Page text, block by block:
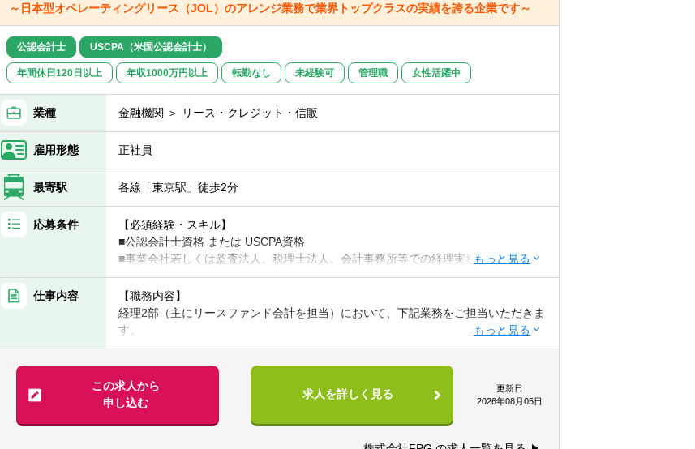
～日本型オペレーティングリース（JOL）のアレンジ業務で業界トップクラスの実績を誇る企業です～
公認会計士 USCPA（米国公認会計士）
年間休日120日以上 年収1000万円以上 転勤なし 未経験可 管理職 女性活躍中
業種 金融機関 ＞ リース・クレジット・信販
雇用形態 正社員
最寄駅 各線「東京駅」徒歩2分
応募条件
【必須経験・スキル】
■公認会計士資格 または USCPA資格
■事業会社若しくは監査法人、税理士法人、会計事務所等での経理実務経験（10年以
上）
■法人税・消費税等に関する税金計算実務経験
■チームの成長を導くマネジメント・リーダーシップ経験
■業務・事務処理に関してシステム導入やツール活用による業務効率化等を実現した
経験
■金融商品取引法の開示業務経験
仕事内容
【職務内容】
経理2部（主にリースファンド会計を担当）において、下記業務をご担当いただきま
す。
【具体的には】
■本型オペレーティング・リースの特別目的会社（SPC）に関する実務（経理処理の
みならず、会社設立から投資家への報告書作成、税務申告に至るまで）
この求人から
申し込む
求人を詳しく見る
更新日
2026年08月05日